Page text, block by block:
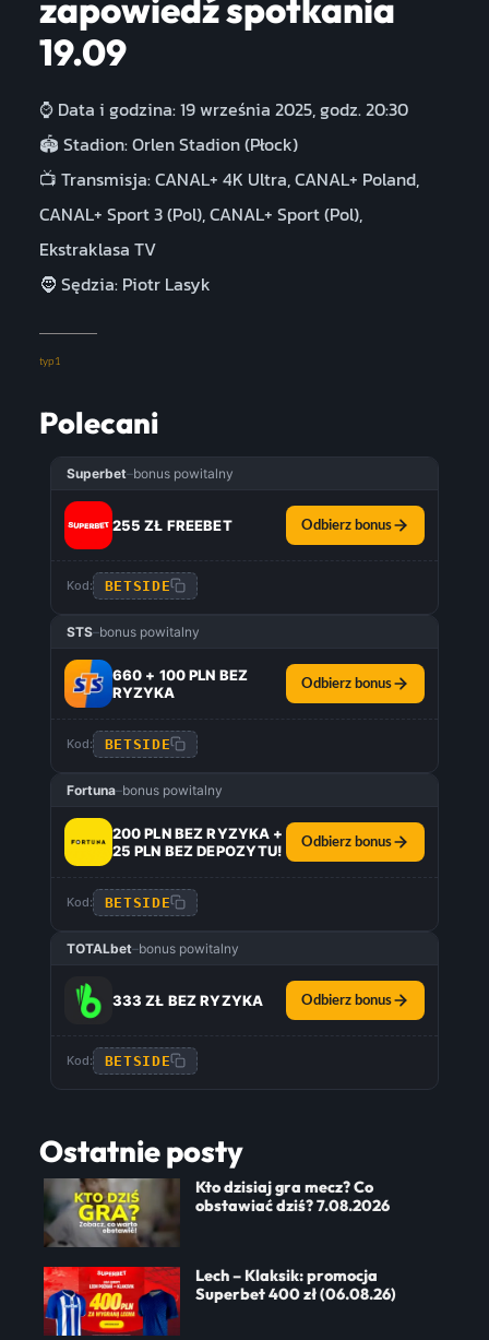
zapowiedź spotkania
19.09
⌚ Data i godzina: 19 września 2025, godz. 20:30
🏟️ Stadion: Orlen Stadion (Płock)
📺 Transmisja: CANAL+ 4K Ultra, CANAL+ Poland,
CANAL+ Sport 3 (Pol), CANAL+ Sport (Pol),
Ekstraklasa TV
🧔 Sędzia: Piotr Lasyk
typ1
Polecani
Superbet–bonus powitalny
255 ZŁ FREEBET Odbierz bonus
Kod: BETSIDE
STS–bonus powitalny
660 + 100 PLN BEZ
RYZYKA
Odbierz bonus
Kod: BETSIDE
Fortuna–bonus powitalny
200 PLN BEZ RYZYKA +
25 PLN BEZ DEPOZYTU!
Odbierz bonus
Kod: BETSIDE
TOTALbet–bonus powitalny
333 ZŁ BEZ RYZYKA Odbierz bonus
Kod: BETSIDE
Ostatnie posty
Kto dzisiaj gra mecz? Co
obstawiać dziś? 7.08.2026
Lech – Klaksik: promocja
Superbet 400 zł (06.08.26)